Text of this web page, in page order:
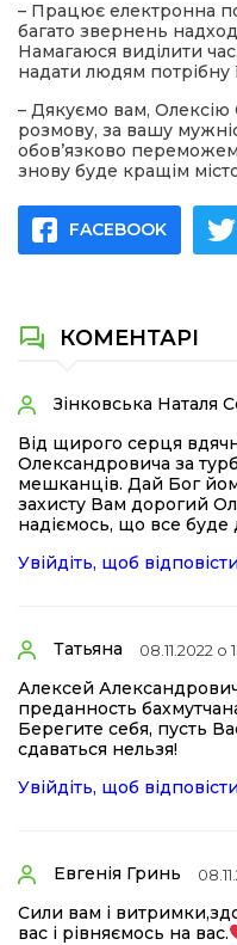
– Працює електронна
багато звернень
Намагаюся виділити
надати людям потрібну
– Дякуємо вам, Олексію
розмову, за вашу
обов’язково
знову буде кращім
FACEBOOK
КОМЕНТАРІ
Зінковська Наталя
Від щирого серця
Олександровича за
мешканців. Дай Бог
захисту Вам дорогий
надіємось, що все буде
Увійдіть, щоб відповісти
Татьяна 08.11.2022 о
Алексей
преданность
Берегите себя, пусть
сдаваться нельзя!
Увійдіть, щоб відповісти
Евгенія Гринь
Сили вам і
вас і рівняємось на вас.